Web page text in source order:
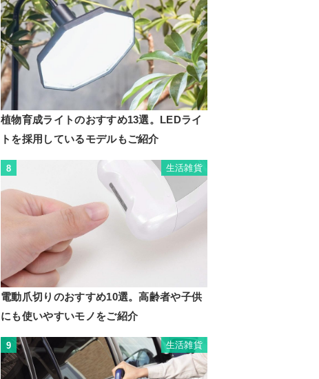
植物育成ライトのおすすめ13選。LEDライ
トを採用しているモデルもご紹介
8 生活雑貨
電動爪切りのおすすめ10選。高齢者や子供
にも使いやすいモノをご紹介
9 生活雑貨